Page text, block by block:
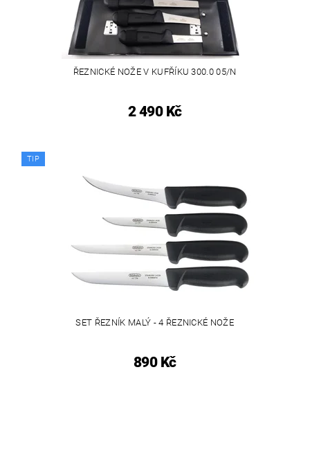
ŘEZNICKÉ NOŽE V KUFŘÍKU 300.0 05/N
2 490 Kč
TIP
SET ŘEZNÍK MALÝ - 4 ŘEZNICKÉ NOŽE
890 Kč